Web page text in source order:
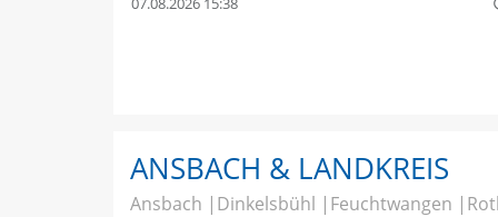
ANSBACH & LANDKREIS
Ansbach Dinkelsbühl Feuchtwangen